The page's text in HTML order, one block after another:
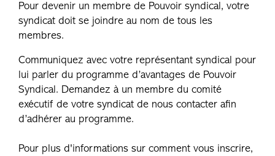
Pour devenir un membre de Pouvoir syndical, votre
syndicat doit se joindre au nom de tous les
membres.
Communiquez avec votre représentant syndical pour
lui parler du programme d’avantages de Pouvoir
Syndical. Demandez à un membre du comité
exécutif de votre syndicat de nous contacter afin
d’adhérer au programme.
Pour plus d'informations sur comment vous inscrire,